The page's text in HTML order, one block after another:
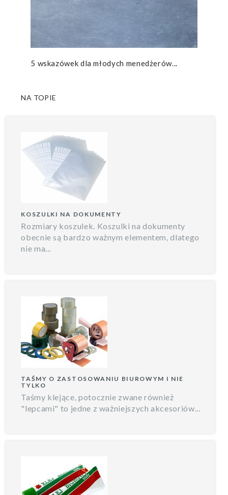
5 wskazówek dla młodych menedżerów...
NA TOPIE
KOSZULKI NA DOKUMENTY
Rozmiary koszulek. Koszulki na dokumenty
obecnie są bardzo ważnym elementem, dlatego
nie ma...
TAŚMY O ZASTOSOWANIU BIUROWYM I NIE
TYLKO
Taśmy klejące, potocznie zwane również
"lepcami" to jedne z ważniejszych akcesoriów...